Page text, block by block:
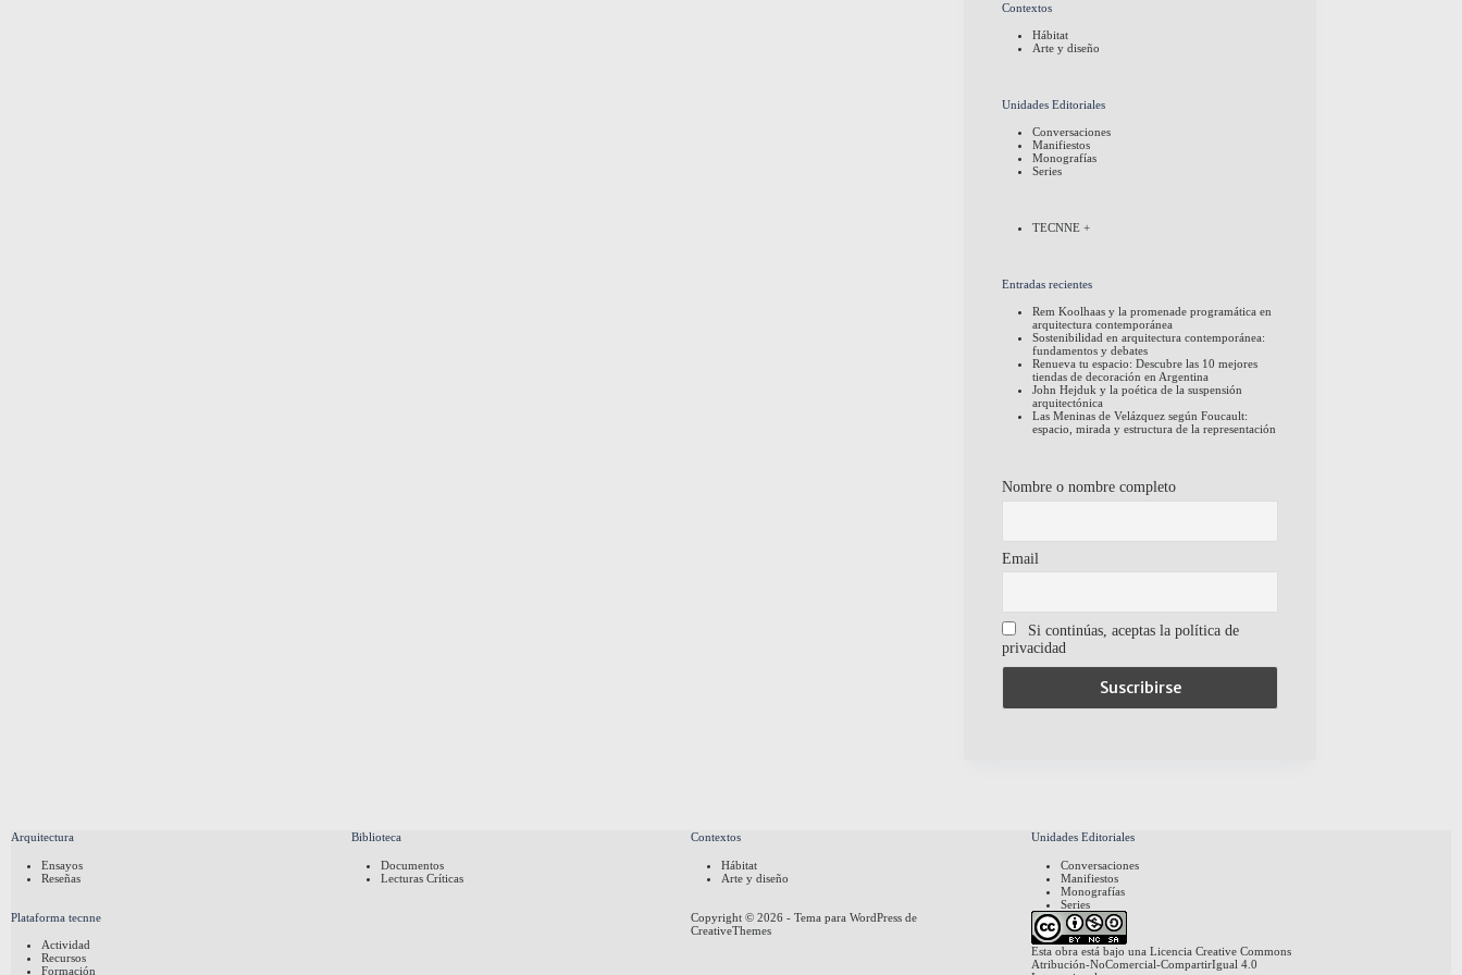
Contextos
Hábitat
Arte y diseño
Unidades Editoriales
Conversaciones
Manifiestos
Monografías
Series
TECNNE +
Entradas recientes
Rem Koolhaas y la promenade programática en
arquitectura contemporánea
Sostenibilidad en arquitectura contemporánea:
fundamentos y debates
Renueva tu espacio: Descubre las 10 mejores
tiendas de decoración en Argentina
John Hejduk y la poética de la suspensión
arquitectónica
Las Meninas de Velázquez según Foucault:
espacio, mirada y estructura de la representación
Nombre o nombre completo
Email
Si continúas, aceptas la política de
privacidad
Arquitectura
Ensayos
Reseñas
Biblioteca
Documentos
Lecturas Críticas
Contextos
Hábitat
Arte y diseño
Unidades Editoriales
Conversaciones
Manifiestos
Monografías
Series
Plataforma tecnne
Actividad
Recursos
Formación
Copyright © 2026 - Tema para WordPress de
CreativeThemes
Esta obra está bajo una Licencia Creative Commons
Atribución-NoComercial-CompartirIgual 4.0